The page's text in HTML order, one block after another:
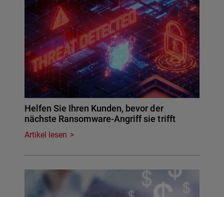
Helfen Sie Ihren Kunden, bevor der
nächste Ransomware-Angriff sie trifft
Artikel lesen